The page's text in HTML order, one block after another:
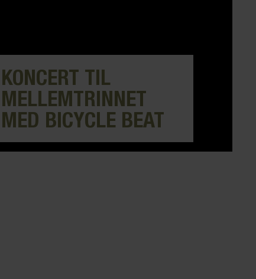
KONCERT TIL
MELLEMTRINNET
MED BICYCLE BEAT